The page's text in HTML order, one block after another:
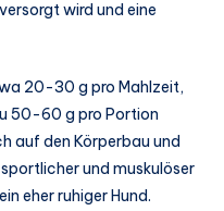
wird und eine
20-30 g pro Mahlzeit,
50-60 g pro Portion
auf den Körperbau und
und muskulöser
eher ruhiger Hund.